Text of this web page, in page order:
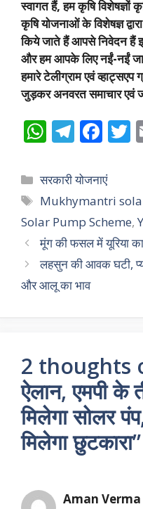
स्वागत हैं, हम कृषि विशेषज्ञों
कृषि योजनाओं के विशेषज्ञ
किये जाते हैं आपसे निवेदन हैं
और हम आपके लिए नईं-नईं
हमारे टेलीग्राम एवं
जुड़कर अनवरत समाचार एवं
W
at
s
A
p
p
T
e
gr
a
m
F
e
b
o
o
k
T
Categories
सरकारी योजनाएं
Tags
Mukhymantri
Solar Pump Scheme,
मूंग की फसल में यूरिया
लहसुन की आवक घटी,
और आलू का भाव
2 thoughts
ऐलान, एमपी के
मिलेगा सोलर
मिलेगा छुटकारा”
Aman Verma